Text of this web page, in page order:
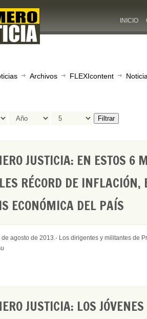
INICIO
Archivos FLEXIcontent
Filtrar
JUSTICIA: EN ESTOS 6
RÉCORD DE
ECONÓMICA DEL PAÍS
agosto de 2013.- Los dirigentes y militantes de
JUSTICIA: LOS